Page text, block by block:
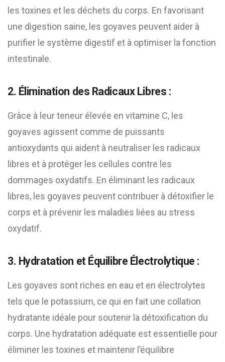
les toxines et les déchets du corps. En favorisant
une digestion saine, les goyaves peuvent aider à
purifier le système digestif et à optimiser la fonction
intestinale.
2. Élimination des Radicaux Libres :
Grâce à leur teneur élevée en vitamine C, les
goyaves agissent comme de puissants
antioxydants qui aident à neutraliser les radicaux
libres et à protéger les cellules contre les
dommages oxydatifs. En éliminant les radicaux
libres, les goyaves peuvent contribuer à détoxifier le
corps et à prévenir les maladies liées au stress
oxydatif.
3. Hydratation et Équilibre Électrolytique :
Les goyaves sont riches en eau et en électrolytes
tels que le potassium, ce qui en fait une collation
hydratante idéale pour soutenir la détoxification du
corps. Une hydratation adéquate est essentielle pour
éliminer les toxines et maintenir l’équilibre